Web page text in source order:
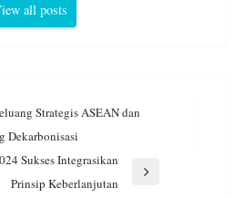
all posts
Strategis ASEAN dan
Dekarbonisasi
Sukses Integrasikan
Prinsip Keberlanjutan